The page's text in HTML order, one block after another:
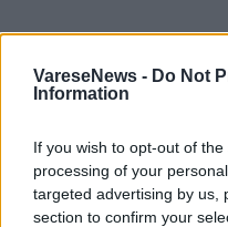
VareseNews - Do Not
Information
If you wish to opt-out of
processing of your
targeted advertising by us,
section to confirm your
TAG cena medievale